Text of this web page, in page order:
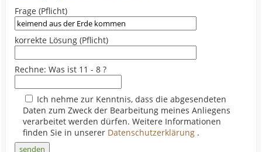
Frage (Pflicht)
korrekte Lösung (Pflicht)
Rechne: Was ist 11 - 8 ?
Ich nehme zur Kenntnis, dass die abgesendeten
Daten zum Zweck der Bearbeitung meines Anliegens
verarbeitet werden dürfen. Weitere Informationen
finden Sie in unserer Datenschutzerklärung .